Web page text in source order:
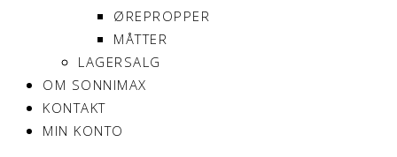
ØREPROPPER
MÅTTER
LAGERSALG
OM SONNIMAX
KONTAKT
MIN KONTO